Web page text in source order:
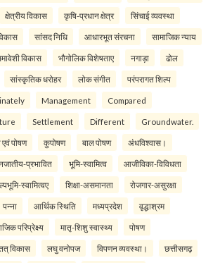
क्षेत्रीय विकास कृषि-प्रधान क्षेत्र सिंचाई व्यवस्था
सांसद निधि आधारभूत संरचना सामाजिक न्याय
विकास भौगोलिक विशेषताए नगाड़ा ढोल
सांस्कृतिक धरोहर लोक संगीत परंपरागत शिल्प
Management Compared
Settlement Different Groundwater.
एवं पोषण कुपोषण बाल पोषण अंधविश्वास।
प्रभावित भूमि-स्वामित्व आजीविका-विविधता
स्वामित्वए शिक्षा-असमानता रोजगार-असुरक्षा
पन्ना आर्थिक स्थिति मध्यप्रदेश वृद्धाश्रम
परिप्रेक्ष्य मातृ-शिशु स्वास्थ्य पोषण
विकास लघु वनोपज विपणन व्यवस्था। छत्तीसगढ़